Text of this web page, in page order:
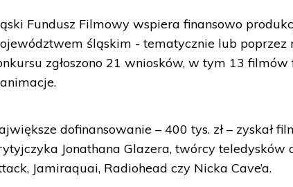
Fundusz Filmowy wspiera finansowo
śląskim - tematycznie lub poprzez
zgłoszono 21 wniosków, w tym 13
dofinansowanie – 400 tys. zł – zyskał
Jonathana Glazera, twórcy teledysków
Jamiraquai, Radiohead czy Nicka Cave’a.